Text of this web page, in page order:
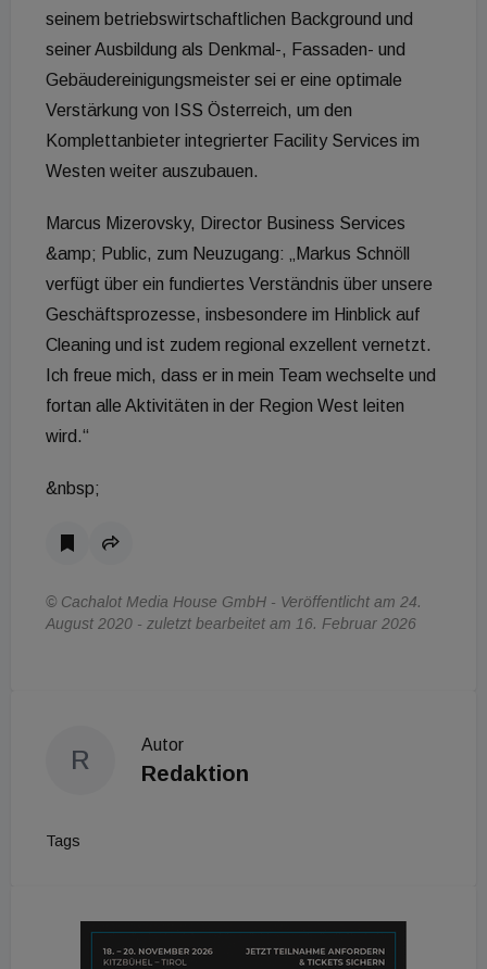
seinem betriebswirtschaftlichen Background und
seiner Ausbildung als Denkmal-, Fassaden- und
Gebäudereinigungsmeister sei er eine optimale
Verstärkung von ISS Österreich, um den
Komplettanbieter integrierter Facility Services im
Westen weiter auszubauen.
Marcus Mizerovsky, Director Business Services
&amp; Public, zum Neuzugang: „Markus Schnöll
verfügt über ein fundiertes Verständnis über unsere
Geschäftsprozesse, insbesondere im Hinblick auf
Cleaning und ist zudem regional exzellent vernetzt.
Ich freue mich, dass er in mein Team wechselte und
fortan alle Aktivitäten in der Region West leiten
wird.“
&nbsp;
© Cachalot Media House GmbH - Veröffentlicht am 24.
August 2020 - zuletzt bearbeitet am 16. Februar 2026
R
Autor
Redaktion
Tags